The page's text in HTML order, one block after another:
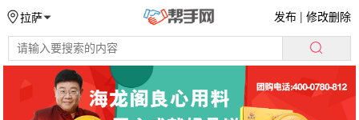
拉萨 发布 |修改删除